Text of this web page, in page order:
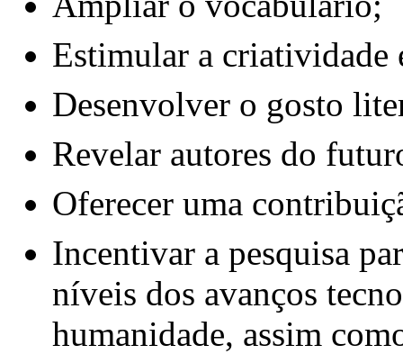
Estimular a criatividade
Desenvolver o gosto
Revelar autores do
Oferecer uma
Incentivar a pesquisa
níveis dos avanços
humanidade, assim